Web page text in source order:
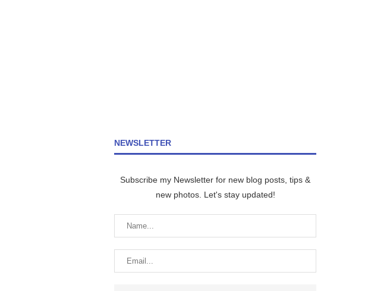
NEWSLETTER
Subscribe my Newsletter for new blog posts, tips &
new photos. Let's stay updated!